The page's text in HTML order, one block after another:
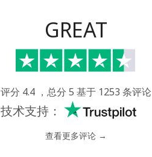
GREAT
评分 4.4 ，总分 5 基于 1253 条评论
技术支持：
查看更多评论 →